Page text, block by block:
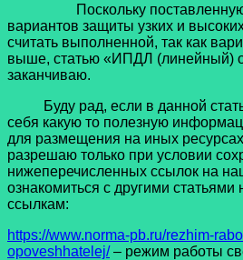
Поскольку поставленную
вариантов защиты узких и
считать выполненной, так как
выше, статью «ИПДЛ (линейный)
заканчиваю.
Буду рад, если в данной
себя какую то полезную
для размещения на иных
разрешаю только при условии
нижеперечисленных ссылок на
ознакомиться с другими статьями
ссылкам:
https://www.norma-pb.ru/rezhim-
opoveshhatelej/– режим работы